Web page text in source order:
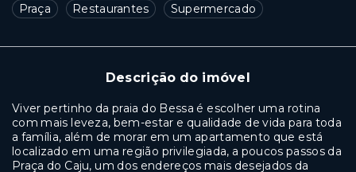
Praça
Restaurantes Supermercado
Descrição do imóvel
Viver pertinho da praia do Bessa é escolher uma rotina
com mais leveza, bem-estar e qualidade de vida para toda
a família, além de morar em um apartamento que está
localizado em uma região privilegiada, a poucos passos da
Praça do Caju, um dos endereços mais desejados da